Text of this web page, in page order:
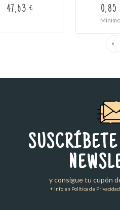
47,63 € 0,85
y consigue tu cupón
+ info en Política de